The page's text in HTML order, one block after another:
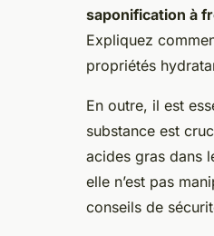
saponification à
Expliquez
propriétés
En outre, il est
substance est
acides gras dans
elle n’est pas
conseils de